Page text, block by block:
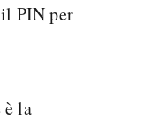
PIN per
è la